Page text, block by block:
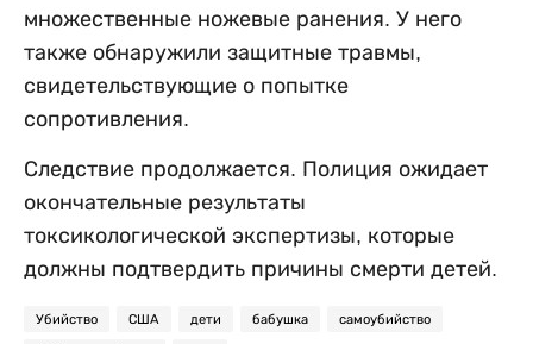
множественные ножевые ранения. У него
также обнаружили защитные травмы,
свидетельствующие о попытке
сопротивления.
Следствие продолжается. Полиция ожидает
окончательные результаты
токсикологической экспертизы, которые
должны подтвердить причины смерти детей.
Убийство США дети бабушка самоубийство